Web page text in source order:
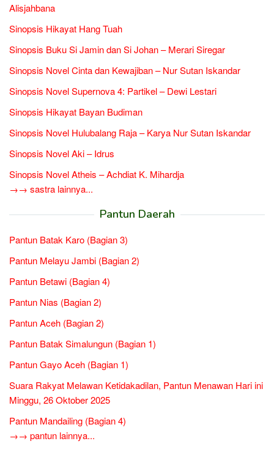
Alisjahbana
Sinopsis Hikayat Hang Tuah
Sinopsis Buku Si Jamin dan Si Johan – Merari Siregar
Sinopsis Novel Cinta dan Kewajiban – Nur Sutan Iskandar
Sinopsis Novel Supernova 4: Partikel – Dewi Lestari
Sinopsis Hikayat Bayan Budiman
Sinopsis Novel Hulubalang Raja – Karya Nur Sutan Iskandar
Sinopsis Novel Aki – Idrus
Sinopsis Novel Atheis – Achdiat K. Mihardja
→→ sastra lainnya...
Pantun Daerah
Pantun Batak Karo (Bagian 3)
Pantun Melayu Jambi (Bagian 2)
Pantun Betawi (Bagian 4)
Pantun Nias (Bagian 2)
Pantun Aceh (Bagian 2)
Pantun Batak Simalungun (Bagian 1)
Pantun Gayo Aceh (Bagian 1)
Suara Rakyat Melawan Ketidakadilan, Pantun Menawan Hari ini
Minggu, 26 Oktober 2025
Pantun Mandailing (Bagian 4)
→→ pantun lainnya...